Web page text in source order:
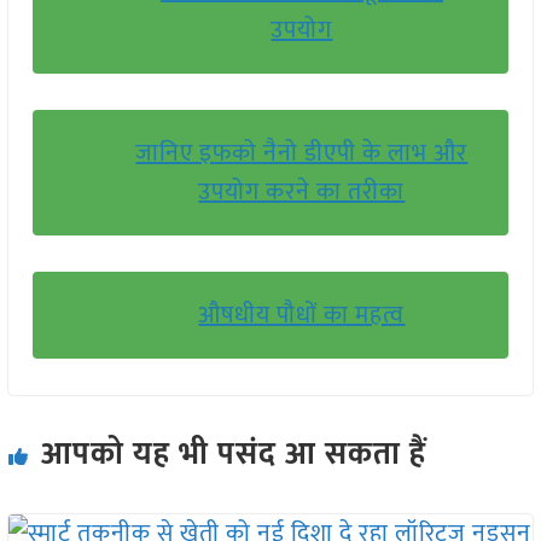
उपयोग
जानिए इफको नैनो डीएपी के लाभ और
उपयोग करने का तरीका
औषधीय पौधों का महत्व
आपको यह भी पसंद आ सकता हैं